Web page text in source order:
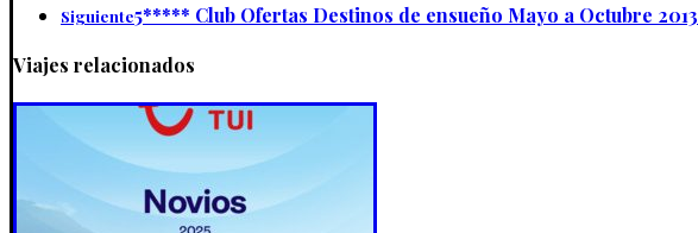
Siguiente5***** Club Ofertas Destinos de ensueño Mayo a Octubre 2013
Viajes relacionados